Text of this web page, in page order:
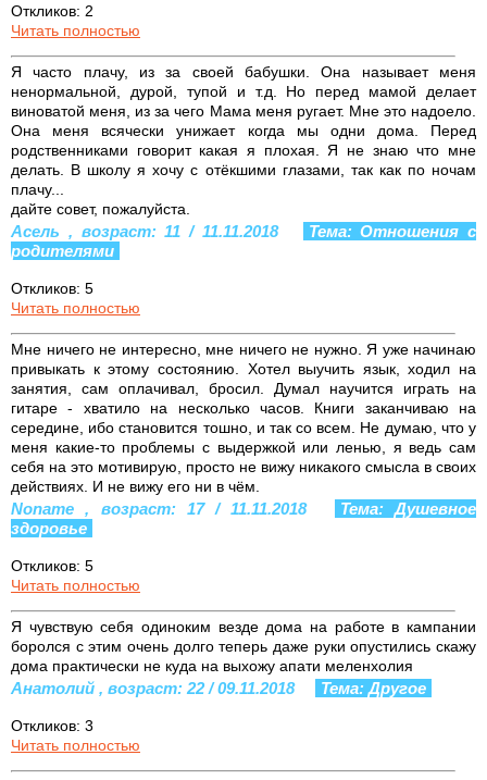
Откликов: 2
Читать полностью
Я часто плачу, из за своей бабушки. Она называет меня
ненормальной, дурой, тупой и т.д. Но перед мамой делает
виноватой меня, из за чего Мама меня ругает. Мне это надоело.
Она меня всячески унижает когда мы одни дома. Перед
родственниками говорит какая я плохая. Я не знаю что мне
делать. В школу я хочу с отёкшими глазами, так как по ночам
плачу...
дайте совет, пожалуйста.
Асель , возраст: 11 / 11.11.2018
Тема: Отношения с
родителями
Откликов: 5
Читать полностью
Мне ничего не интересно, мне ничего не нужно. Я уже начинаю
привыкать к этому состоянию. Хотел выучить язык, ходил на
занятия, сам оплачивал, бросил. Думал научится играть на
гитаре - хватило на несколько часов. Книги заканчиваю на
середине, ибо становится тошно, и так со всем. Не думаю, что у
меня какие-то проблемы с выдержкой или ленью, я ведь сам
себя на это мотивирую, просто не вижу никакого смысла в своих
действиях. И не вижу его ни в чём.
Noname , возраст: 17 / 11.11.2018
Тема: Душевное
здоровье
Откликов: 5
Читать полностью
Я чувствую себя одиноким везде дома на работе в кампании
боролся с этим очень долго теперь даже руки опустились скажу
дома практически не куда на выхожу апати меленхолия
Анатолий , возраст: 22 / 09.11.2018 Тема: Другое
Откликов: 3
Читать полностью